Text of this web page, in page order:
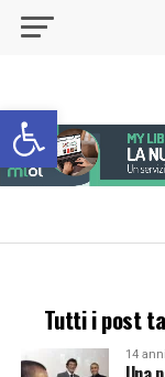
Apri la barra degli strumenti
Tutti i post
14